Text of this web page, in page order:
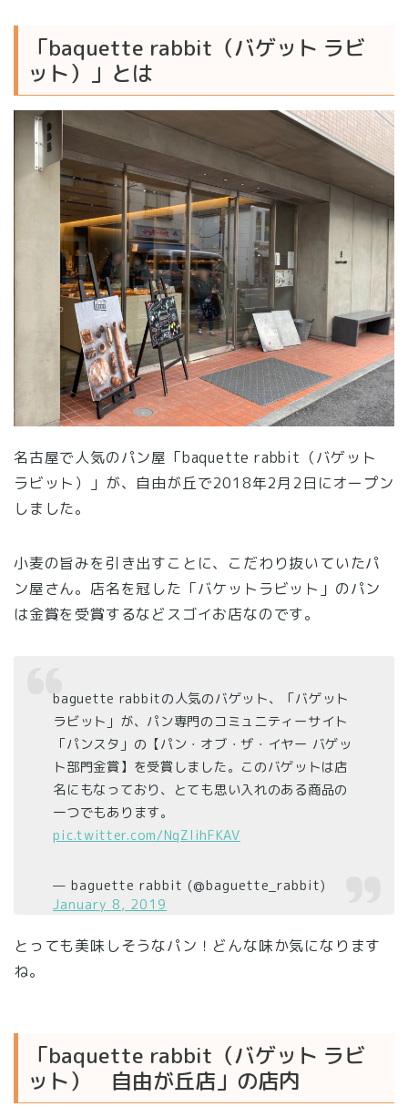
「baquette rabbit（バゲット ラビ
ット）」とは
名古屋で人気のパン屋「baquette rabbit（バゲット
ラビット）」が、自由が丘で2018年2月2日にオープン
しました。
小麦の旨みを引き出すことに、こだわり抜いていたパ
ン屋さん。店名を冠した「バケットラビット」のパン
は金賞を受賞するなどスゴイお店なのです。
baguette rabbitの人気のバゲット、「バゲット
ラビット」が、パン専門のコミュニティーサイト
「パンスタ」の【パン・オブ・ザ・イヤー バゲッ
ト部門金賞】を受賞しました。このバゲットは店
名にもなっており、とても思い入れのある商品の
一つでもあります。
pic.twitter.com/NqZIihFKAV
— baguette rabbit (@baguette_rabbit)
January 8, 2019
とっても美味しそうなパン！どんな味か気になります
ね。
「baquette rabbit（バゲット ラビ
ット） 自由が丘店」の店内